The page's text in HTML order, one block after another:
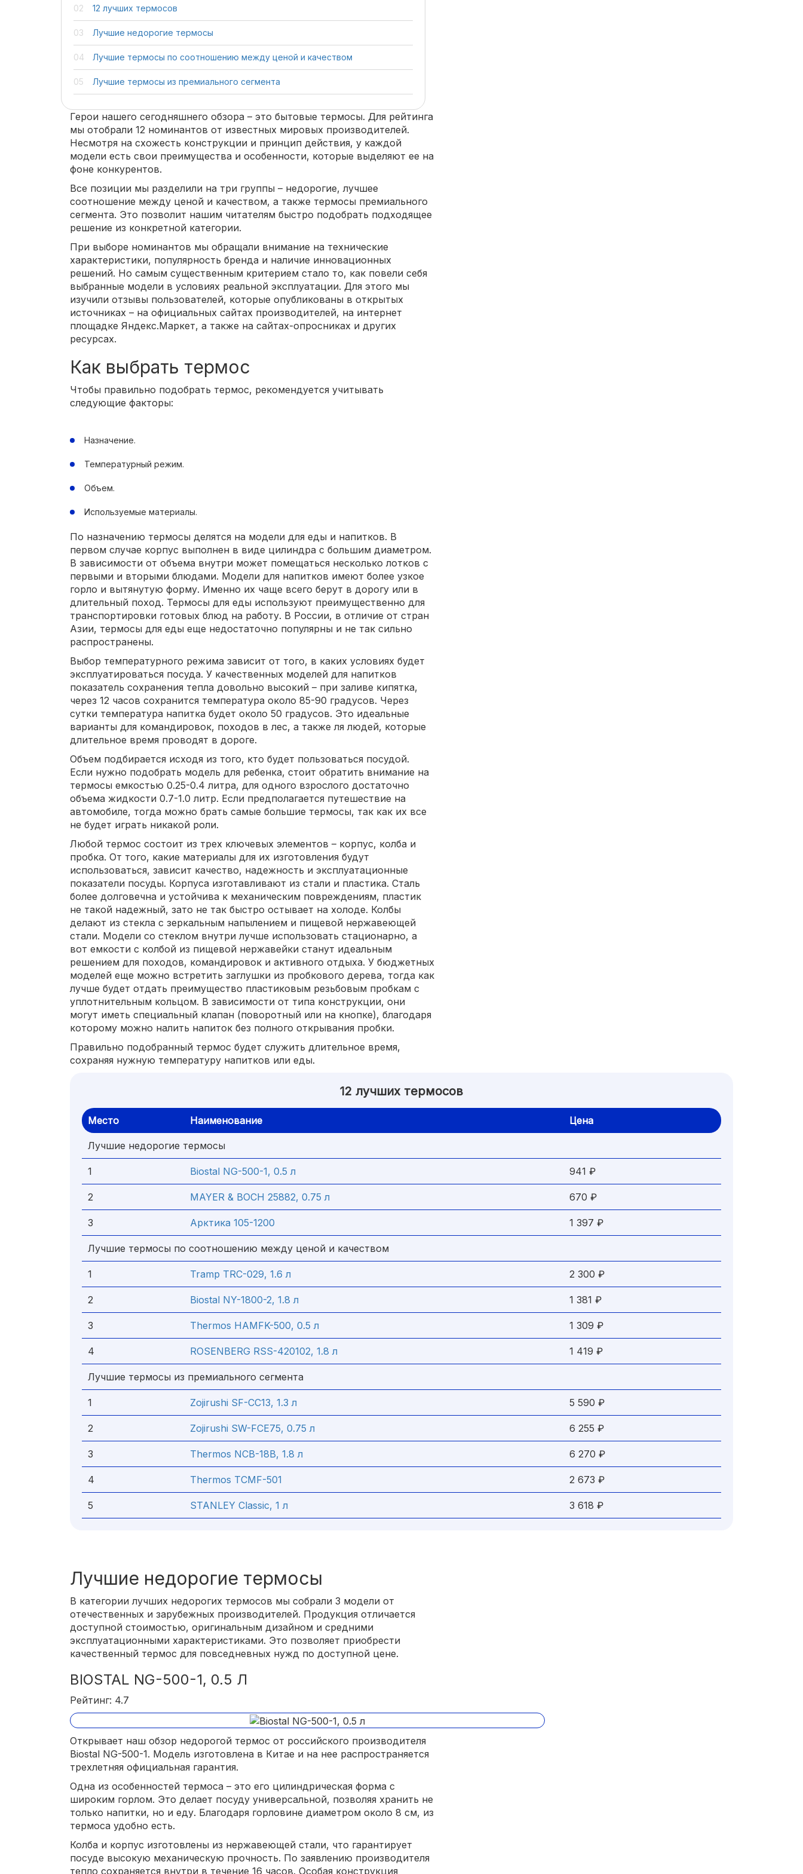
12 лучших термосов
Лучшие недорогие термосы
Лучшие термосы по соотношению между ценой и качеством
Лучшие термосы из премиального сегмента
Герои нашего сегодняшнего обзора – это бытовые термосы. Для рейтинга
мы отобрали 12 номинантов от известных мировых производителей.
Несмотря на схожесть конструкции и принцип действия, у каждой
модели есть свои преимущества и особенности, которые выделяют ее на
фоне конкурентов.
Все позиции мы разделили на три группы – недорогие, лучшее
соотношение между ценой и качеством, а также термосы премиального
сегмента. Это позволит нашим читателям быстро подобрать подходящее
решение из конкретной категории.
При выборе номинантов мы обращали внимание на технические
характеристики, популярность бренда и наличие инновационных
решений. Но самым существенным критерием стало то, как повели себя
выбранные модели в условиях реальной эксплуатации. Для этого мы
изучили отзывы пользователей, которые опубликованы в открытых
источниках – на официальных сайтах производителей, на интернет
площадке Яндекс.Маркет, а также на сайтах-опросниках и других
ресурсах.
Как выбрать термос
Чтобы правильно подобрать термос, рекомендуется учитывать
следующие факторы:
Назначение.
Температурный режим.
Объем.
Используемые материалы.
По назначению термосы делятся на модели для еды и напитков. В
первом случае корпус выполнен в виде цилиндра с большим диаметром.
В зависимости от объема внутри может помещаться несколько лотков с
первыми и вторыми блюдами. Модели для напитков имеют более узкое
горло и вытянутую форму. Именно их чаще всего берут в дорогу или в
длительный поход. Термосы для еды используют преимущественно для
транспортировки готовых блюд на работу. В России, в отличие от стран
Азии, термосы для еды еще недостаточно популярны и не так сильно
распространены.
Выбор температурного режима зависит от того, в каких условиях будет
эксплуатироваться посуда. У качественных моделей для напитков
показатель сохранения тепла довольно высокий – при заливе кипятка,
через 12 часов сохранится температура около 85-90 градусов. Через
сутки температура напитка будет около 50 градусов. Это идеальные
варианты для командировок, походов в лес, а также ля людей, которые
длительное время проводят в дороге.
Объем подбирается исходя из того, кто будет пользоваться посудой.
Если нужно подобрать модель для ребенка, стоит обратить внимание на
термосы емкостью 0.25-0.4 литра, для одного взрослого достаточно
объема жидкости 0.7-1.0 литр. Если предполагается путешествие на
автомобиле, тогда можно брать самые большие термосы, так как их все
не будет играть никакой роли.
Любой термос состоит из трех ключевых элементов – корпус, колба и
пробка. От того, какие материалы для их изготовления будут
использоваться, зависит качество, надежность и эксплуатационные
показатели посуды. Корпуса изготавливают из стали и пластика. Сталь
более долговечна и устойчива к механическим повреждениям, пластик
не такой надежный, зато не так быстро остывает на холоде. Колбы
делают из стекла с зеркальным напылением и пищевой нержавеющей
стали. Модели со стеклом внутри лучше использовать стационарно, а
вот емкости с колбой из пищевой нержавейки станут идеальным
решением для походов, командировок и активного отдыха. У бюджетных
моделей еще можно встретить заглушки из пробкового дерева, тогда как
лучше будет отдать преимущество пластиковым резьбовым пробкам с
уплотнительным кольцом. В зависимости от типа конструкции, они
могут иметь специальный клапан (поворотный или на кнопке), благодаря
которому можно налить напиток без полного открывания пробки.
Правильно подобранный термос будет служить длительное время,
сохраняя нужную температуру напитков или еды.
12 лучших термосов
Место Наименование Цена
Лучшие недорогие термосы
1 Biostal NG-500-1, 0.5 л 941 ₽
2 MAYER & BOCH 25882, 0.75 л 670 ₽
3 Арктика 105-1200 1 397 ₽
Лучшие термосы по соотношению между ценой и качеством
1 Tramp TRC-029, 1.6 л 2 300 ₽
2 Biostal NY-1800-2, 1.8 л 1 381 ₽
3 Thermos HAMFK-500, 0.5 л 1 309 ₽
4 ROSENBERG RSS-420102, 1.8 л 1 419 ₽
Лучшие термосы из премиального сегмента
1 Zojirushi SF-CC13, 1.3 л 5 590 ₽
2 Zojirushi SW-FCE75, 0.75 л 6 255 ₽
3 Thermos NCB-18B, 1.8 л 6 270 ₽
4 Thermos TCMF-501 2 673 ₽
5 STANLEY Classic, 1 л 3 618 ₽
Лучшие недорогие термосы
В категории лучших недорогих термосов мы собрали 3 модели от
отечественных и зарубежных производителей. Продукция отличается
доступной стоимостью, оригинальным дизайном и средними
эксплуатационными характеристиками. Это позволяет приобрести
качественный термос для повседневных нужд по доступной цене.
BIOSTAL NG-500-1, 0.5 Л
Рейтинг: 4.7
Открывает наш обзор недорогой термос от российского производителя
Biostal NG-500-1. Модель изготовлена в Китае и на нее распространяется
трехлетняя официальная гарантия.
Одна из особенностей термоса – это его цилиндрическая форма с
широким горлом. Это делает посуду универсальной, позволяя хранить не
только напитки, но и еду. Благодаря горловине диаметром около 8 см, из
термоса удобно есть.
Колба и корпус изготовлены из нержавеющей стали, что гарантирует
посуде высокую механическую прочность. По заявлению производителя
тепло сохраняется внутри в течение 16 часов. Особая конструкция